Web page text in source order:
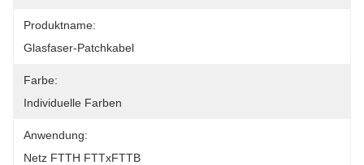
Produktname:
Glasfaser-Patchkabel
Farbe:
Individuelle Farben
Anwendung:
Netz FTTH FTTxFTTB